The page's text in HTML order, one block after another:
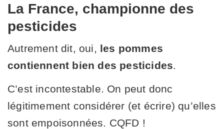
La France, championne des
pesticides
Autrement dit, oui,
les pommes
contiennent bien des pesticides
C’est incontestable. On peut donc
légitimement considérer (et écrire) qu’elles
sont empoisonnées. CQFD !